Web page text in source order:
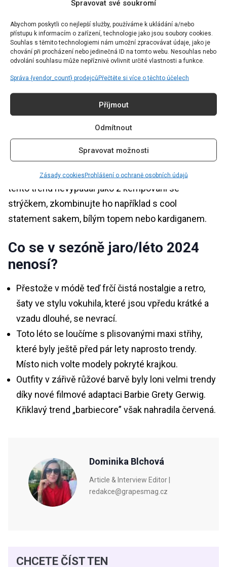
Spravovat své soukromí
Abychom poskytli co nejlepší služby, používáme k ukládání a/nebo
přístupu k informacím o zařízení, technologie jako jsou soubory cookies.
Souhlas s těmito technologiemi nám umožní zpracovávat údaje, jako je
chování při procházení nebo jedinečná ID na tomto webu. Nesouhlas nebo
odvolání souhlasu může nepříznivě ovlivnit určité vlastnosti a funkce.
Správa {vendor_count} prodejcůPřečtěte si více o těchto účelech
Příjmout
Odmítnout
Spravovat možnosti
Zásady cookiesProhlášení o ochraně osobních údajů
Síťované baleríny
Konečně nastal čas a je možné vyměnit tlusté
neforemné zimní boty za lehké a vzdušné. Baleríny
jsou k nalezení v různých provedeních, ale hitem se
Letní šortky ke kolenům z 80. let se vrací. Aby však
tento trend nevypadal jako z kempování se
strýčkem, zkombinujte ho například s cool
statement sakem, bílým topem nebo kardiganem.
Co se v sezóně jaro/léto 2024
nenosí?
Přestože v módě teď frčí čistá nostalgie a retro,
šaty ve stylu vokuhila, které jsou vpředu krátké a
vzadu dlouhé, se nevrací.
Toto léto se loučíme s plisovanými maxi střihy,
které byly ještě před pár lety naprosto trendy.
Místo nich volte modely pokryté krajkou.
Outfity v zářivě růžové barvě byly loni velmi trendy
díky nové filmové adaptaci Barbie Grety Gerwig.
Křiklavý trend „barbiecore” však nahradila červená.
Dominika Blchová
Article & Interview Editor |
redakce@grapesmag.cz
CHCETE ČÍST TEN